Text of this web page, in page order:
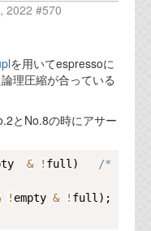
2022 #570
を用いてespressoに
理圧縮が合っている
とNo.8の時にアサー
& ! full)
/*
! empty & !
Copy